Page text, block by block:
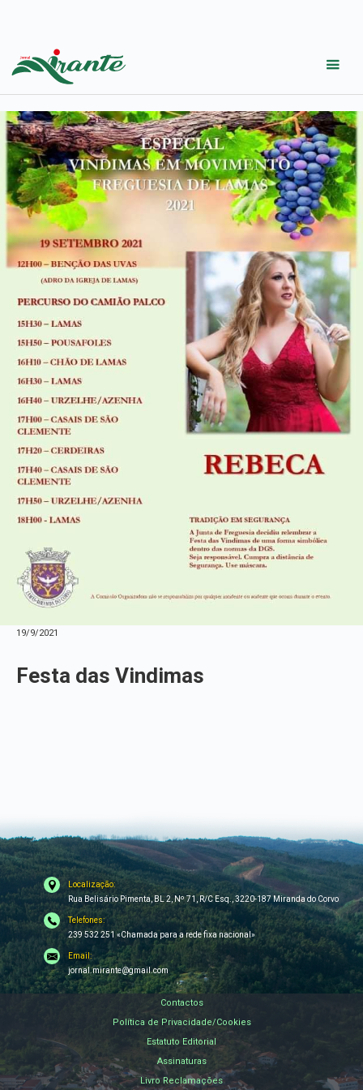
19/9/2021
Festa das Vindimas
Localização:
Rua Belisário Pimenta, BL 2, Nº 71, R/C Esq., 3220-187 Miranda do Corvo
Telefones:
239 532 251 «Chamada para a rede fixa nacional»
Email:
jornal.mirante@gmail.com
Contactos
Política de Privacidade/Cookies
Estatuto Editorial
Assinaturas
Livro Reclamações